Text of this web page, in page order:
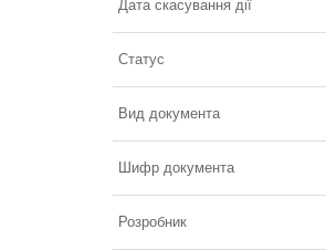
Дата скасування дії
Статус
Вид документа
Шифр документа
Розробник